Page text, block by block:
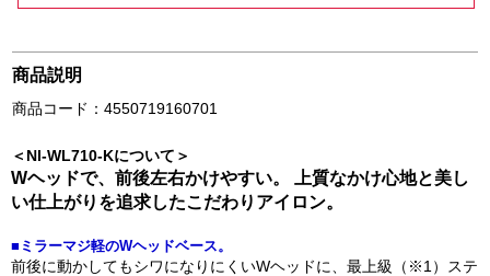
商品説明
商品コード：4550719160701
＜NI-WL710-Kについて＞
Wヘッドで、前後左右かけやすい。 上質なかけ心地と美し
い仕上がりを追求したこだわりアイロン。
■ミラーマジ軽のWヘッドベース。
前後に動かしてもシワになりにくいWヘッドに、最上級（※1）ステ